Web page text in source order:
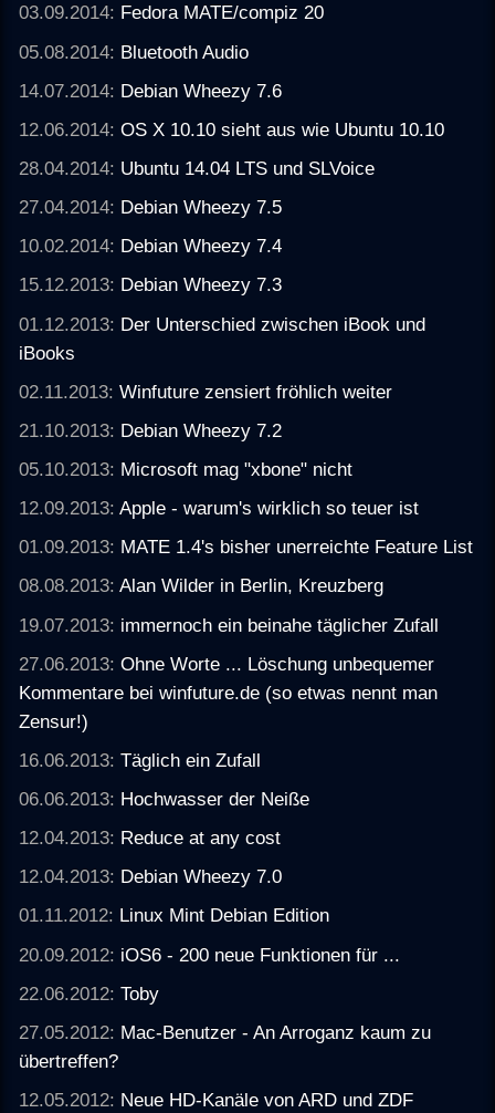
03.09.2014: Fedora MATE/compiz 20
05.08.2014: Bluetooth Audio
14.07.2014: Debian Wheezy 7.6
12.06.2014:OS X 10.10 sieht aus wie Ubuntu 10.10
28.04.2014: Ubuntu 14.04 LTS und SLVoice
27.04.2014: Debian Wheezy 7.5
10.02.2014: Debian Wheezy 7.4
15.12.2013: Debian Wheezy 7.3
01.12.2013: Der Unterschied zwischen iBook und
iBooks
02.11.2013:Winfuture zensiert fröhlich weiter
21.10.2013: Debian Wheezy 7.2
05.10.2013: Microsoft mag "xbone" nicht
12.09.2013:Apple - warum's wirklich so teuer ist
01.09.2013: MATE 1.4's bisher unerreichte Feature List
08.08.2013:Alan Wilder in Berlin, Kreuzberg
19.07.2013: immernoch ein beinahe täglicher Zufall
27.06.2013:Ohne Worte ... Löschung unbequemer
Kommentare bei winfuture.de (so etwas nennt man
Zensur!)
16.06.2013:Täglich ein Zufall
06.06.2013: Hochwasser der Neiße
12.04.2013: Reduce at any cost
12.04.2013: Debian Wheezy 7.0
01.11.2012: Linux Mint Debian Edition
20.09.2012: iOS6 - 200 neue Funktionen für ...
22.06.2012:Toby
27.05.2012: Mac-Benutzer - An Arroganz kaum zu
übertreffen?
12.05.2012: Neue HD-Kanäle von ARD und ZDF